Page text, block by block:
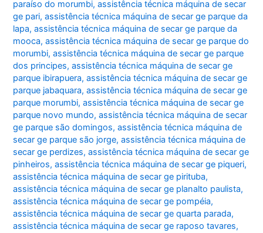
paraíso do morumbi,assistência técnica máquina de secar
ge pari,assistência técnica máquina de secar ge parque da
lapa,assistência técnica máquina de secar ge parque da
mooca,assistência técnica máquina de secar ge parque do
morumbi,assistência técnica máquina de secar ge parque
dos principes,assistência técnica máquina de secar ge
parque ibirapuera,assistência técnica máquina de secar ge
parque jabaquara,assistência técnica máquina de secar ge
parque morumbi,assistência técnica máquina de secar ge
parque novo mundo,assistência técnica máquina de secar
ge parque são domingos,assistência técnica máquina de
secar ge parque são jorge,assistência técnica máquina de
secar ge perdizes,assistência técnica máquina de secar ge
pinheiros,assistência técnica máquina de secar ge piqueri,
assistência técnica máquina de secar ge pirituba,
assistência técnica máquina de secar ge planalto paulista,
assistência técnica máquina de secar ge pompéia,
assistência técnica máquina de secar ge quarta parada,
assistência técnica máquina de secar ge raposo tavares,